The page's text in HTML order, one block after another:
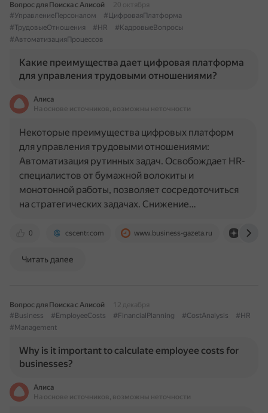
Вопрос для Поиска с Алисой
20 октября
#УправлениеПерсоналом
#ЦифроваяПлатформа
#ТрудовыеОтношения
#HR
#КадровыеВопросы
#АвтоматизацияПроцессов
Какие преимущества дает цифровая платформа
для управления трудовыми отношениями?
Алиса
На основе источников, возможны неточности
0 cscentr.com www.business-gazeta.ru dzen.ru
Некоторые преимущества цифровых платформ
для управления трудовыми отношениями:
Автоматизация рутинных задач. Освобождает HR-
специалистов от бумажной волокиты и
монотонной работы, позволяет сосредоточиться
на стратегических задачах. Снижение…
Читать далее
Вопрос для Поиска с Алисой
12 декабря
#Business
#EmployeeCosts #FinancialPlanning #CostAnalysis
#HR
#Management
Why is it important to calculate employee costs for
businesses?
Алиса
На основе источников, возможны неточности